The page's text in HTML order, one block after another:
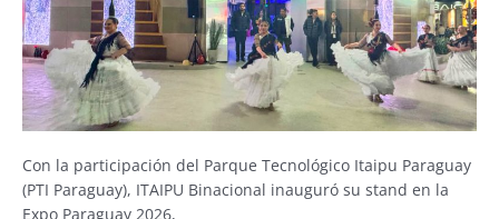
Con la participación del Parque Tecnológico Itaipu Paraguay
(PTI Paraguay), ITAIPU Binacional inauguró su stand en la
Expo Paraguay 2026,